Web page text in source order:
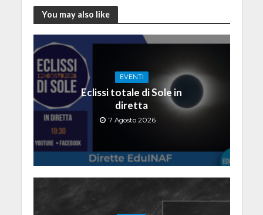
You may also like
EVENTI
Eclissi totale di Sole in
diretta
7 Agosto 2026